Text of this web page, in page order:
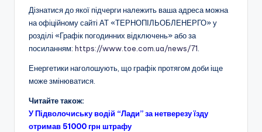
Дізнатися до якої підчерги належить ваша адреса можна
на офіційному сайті АТ «ТЕРНОПІЛЬОБЛЕНЕРГО» у
розділі «Графік погодинних відключень» або за
посиланням: https://www.toe.com.ua/news/71.
Енергетики наголошують, що графік протягом доби іще
може змінюватися.
Читайте також:
У Підволочиську водій “Лади” за нетверезу їзду
отримав 51000 грн штрафу